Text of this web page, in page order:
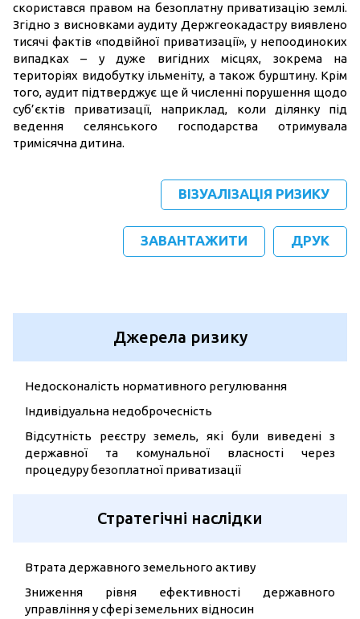
скористався правом на безоплатну приватизацію землі.
Згідно з висновками аудиту Держгеокадастру виявлено
тисячі фактів «подвійної приватизації», у непоодиноких
випадках – у дуже вигідних місцях, зокрема на
територіях видобутку ільменіту, а також бурштину. Крім
того, аудит підтверджує ще й численні порушення щодо
суб’єктів приватизації, наприклад, коли ділянку під
ведення селянського господарства отримувала
тримісячна дитина.
ВІЗУАЛІЗАЦІЯ РИЗИКУ
ЗАВАНТАЖИТИ ДРУК
Джерела ризику
Недосконалість нормативного регулювання
Індивідуальна недоброчесність
Відсутність реєстру земель, які були виведені з
державної та комунальної власності через
процедуру безоплатної приватизації
Стратегічні наслідки
Втрата державного земельного активу
Зниження рівня ефективності державного
управління у сфері земельних відносин